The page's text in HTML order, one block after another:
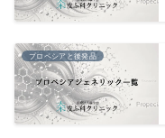
プロペシアと後発品